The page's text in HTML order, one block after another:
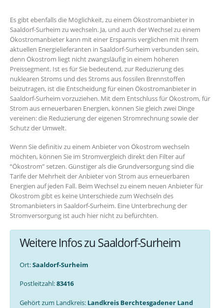
Es gibt ebenfalls die Möglichkeit, zu einem Ökostromanbieter in
Saaldorf-Surheim zu wechseln. Ja, und auch der Wechsel zu einem
Ökostromanbieter kann mit einer Ersparnis verglichen mit Ihrem
aktuellen Energielieferanten in Saaldorf-Surheim verbunden sein,
denn Ökostrom liegt nicht zwangsläufig in einem höheren
Preissegment. Ist es für Sie bedeutend, zur Reduzierung des
nuklearen Stroms und des Stroms aus fossilen Brennstoffen
beizutragen, ist die Entscheidung für einen Ökostromanbieter in
Saaldorf-Surheim vorzuziehen. Mit dem Entschluss für Ökostrom, für
Strom aus erneuerbaren Energien, können Sie gleich zwei Dinge
vereinen: die Reduzierung der eigenen Stromrechnung sowie der
Schutz der Umwelt.
Wenn Sie definitiv zu einem Anbieter von Ökostrom wechseln
möchten, können Sie im Stromvergleich direkt den Filter auf
“Ökostrom” setzen. Günstiger als die Grundversorgung sind die
Tarife der Mehrheit der Anbieter von Strom aus erneuerbaren
Energien auf jeden Fall. Beim Wechsel zu einem neuen Anbieter für
Ökostrom gibt es keine Unterschiede zum Wechseln des
Stromanbieters in Saaldorf-Surheim. Eine Unterbrechung der
Stromversorgung ist auch hier nicht zu befürchten.
Weitere Infos zu Saaldorf-Surheim
Ort:Saaldorf-Surheim
Postleitzahl:83416
Gehört zum Landkreis: Landkreis Berchtesgadener Land